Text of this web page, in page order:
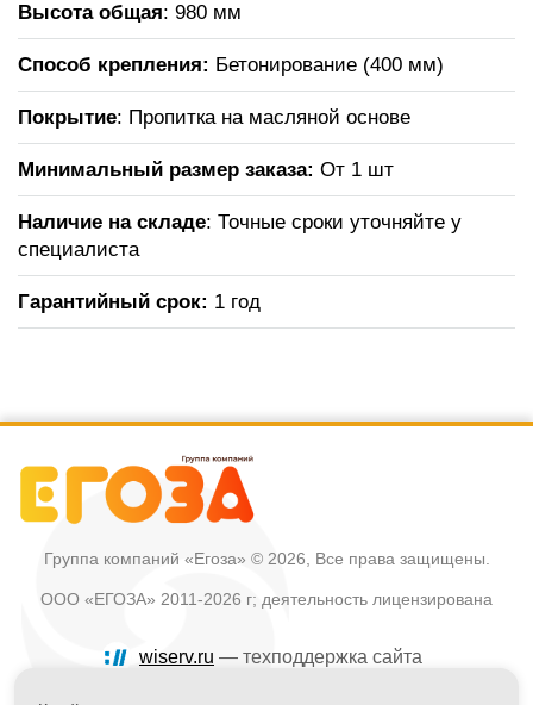
Высота общая: 980 мм
Способ крепления: Бетонирование (400 мм)
Покрытие: Пропитка на масляной основе
Минимальный размер заказа: От 1 шт
Наличие на складе: Точные сроки уточняйте у
специалиста
Гарантийный срок: 1 год
Группа компаний «Егоза» © 2026, Все права защищены.
ООО «ЕГОЗА» 2011-2026 г; деятельность лицензирована
wiserv.ru — техподдержка сайта
Политика в отношении обработки персональных данных